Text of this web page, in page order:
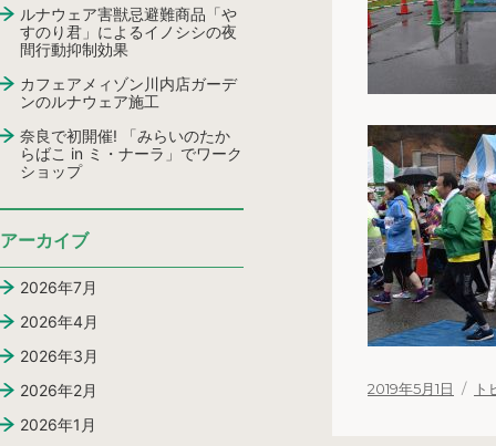
投
2019年5月1日
カ
ト
ルナウェア害獣忌避難商品「や
すのり君」によるイノシシの夜
間行動抑制効果
カフェアメィゾン川内店ガーデ
ンのルナウェア施工
奈良で初開催! 「みらいのたか
らばこ in ミ・ナーラ」でワーク
ショップ
アーカイブ
2026年7月
2026年4月
2026年3月
2026年2月
2026年1月